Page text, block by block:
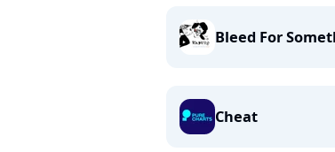
Bleed For
Cheat